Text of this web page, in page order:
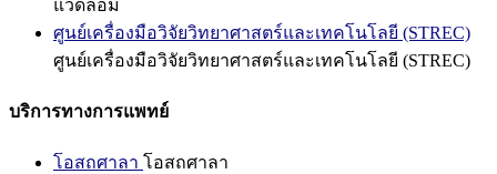
แวดล้อม
ศูนย์เครื่องมือวิจัยวิทยาศาสตร์และเทคโนโลยี (STREC)
ศูนย์เครื่องมือวิจัยวิทยาศาสตร์และเทคโนโลยี (STREC)
บริการทางการแพทย์
โอสถศาลา โอสถศาลา